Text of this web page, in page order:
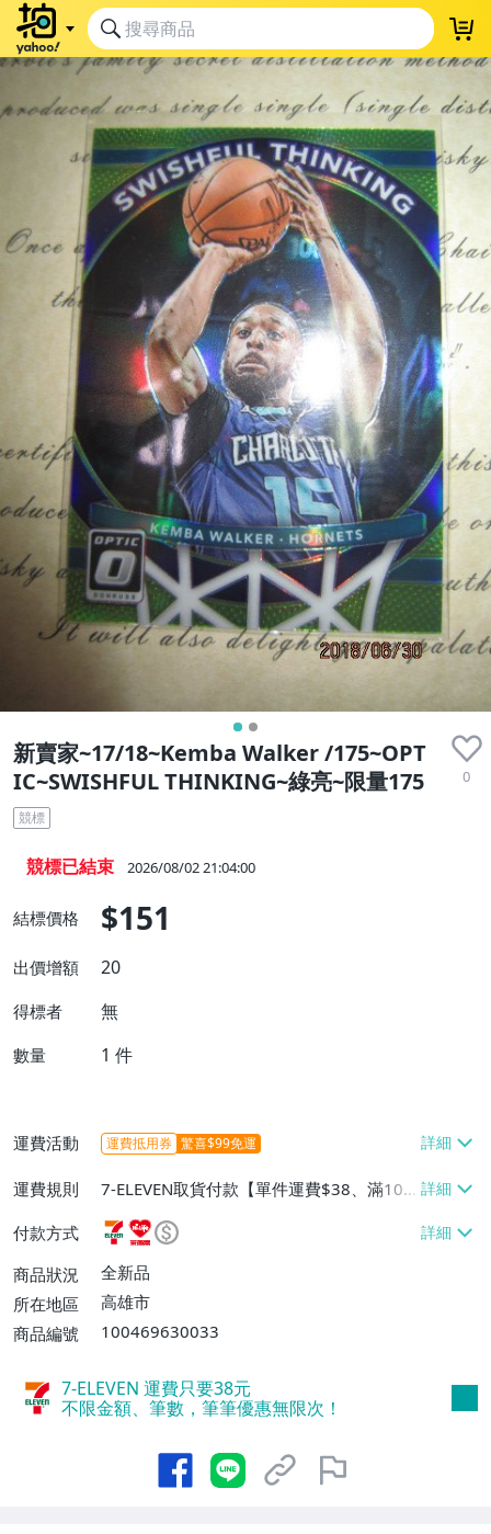
新賣家~17/18~Kemba Walker /175~OPT
IC~SWISHFUL THINKING~綠亮~限量175
0
競標
競標已結束 2026/08/02 21:04:00
結標價格 $151
出價增額 20
得標者 無
數量 1 件
運費活動 運費抵用券 驚喜$99免運
運費規則
7-ELEVEN取貨付款【單件運費$38、滿100
件或消費滿$1000000免運費】、7-ELEVEN
取貨不付款【單件運費$38】、萊爾富取貨
付款【單件運費$60、滿50件或消費滿$30
0000免運費】、郵局掛號【單件運費$50、
付款方式
商品狀況
全新品
所在地區
高雄市
商品編號
100469630033
7-ELEVEN 運費只要38元
不限金額、筆數，筆筆優惠無限次！